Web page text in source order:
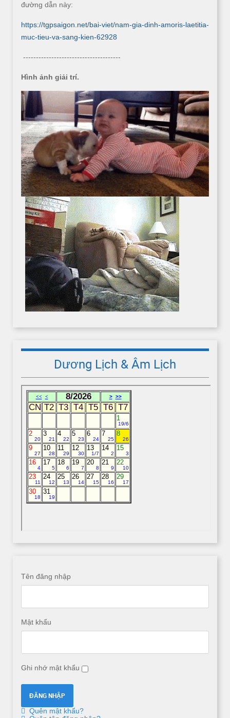
đường dẫn này:
https://tgpsaigon.net/bai-viet/nam-gia-dinh-amoris-laetitia-
muc-tieu-va-sang-kien-62928
--------------------------------------
Hình ảnh giải trí.
Dương Lịch & Âm Lịch
Tên đăng nhập
Mật khẩu
Ghi nhớ mật khẩu
Quên mật khẩu?